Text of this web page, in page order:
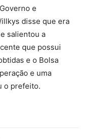
e
disse que era
salientou a
que possui
e o Bolsa
e uma
o prefeito.